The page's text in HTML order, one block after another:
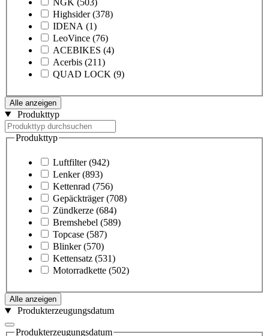
Highsider (378)
IDENA (1)
LeoVince (76)
ACEBIKES (4)
Acerbis (211)
QUAD LOCK (9)
Alle anzeigen
Produkttyp
Produkttyp
Luftfilter (942)
Lenker (893)
Kettenrad (756)
Gepäckträger (708)
Zündkerze (684)
Bremshebel (589)
Topcase (587)
Blinker (570)
Kettensatz (531)
Motorradkette (502)
Alle anzeigen
Produkterzeugungsdatum
Produkterzeugungsdatum